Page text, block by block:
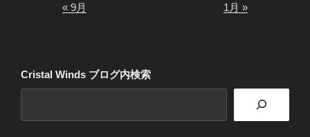
« 9月 1月 »
Cristal Winds ブログ内検索